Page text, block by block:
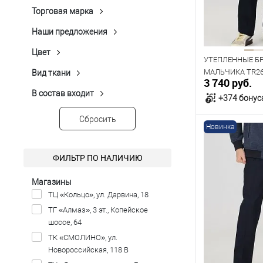
Показать ещё 18
Однотонный (14)
Показать ещё 3
Торговая марка
Peplos(113)
Наши предложения
Новинка(12)
Хит продаж
ЦветГолубой
Серый
(10)
Темно-синий(51)
Показать ещё 1
Вид ткани
Трикотажный
В состав входит
Вискоза(102)
Нейлон
Полиэстер(105)
Шерсть(11)
Сбросить
ФИЛЬТР ПО НАЛИЧИЮ
Магазины
ТЦ «Кольцо», ул. Дарвина, 18
ТГ «Алмаз», 3 эт., Копейское
шоссе, 64
ТК «СМОЛИНО», ул.
Новороссийская, 118 В
182
УТЕПЛЕННЫЕ
МАЛЬЧИКА
СИНИЕ
3 740 руб.
+374
В
В наличии
Таблица
Размер одежды
80
Новинка